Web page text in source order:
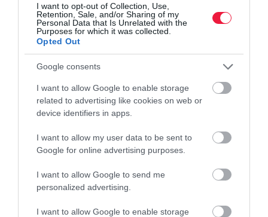
I want to opt-out of Collection, Use,
Retention, Sale, and/or Sharing of my
Personal Data that Is Unrelated with the
Purposes for which it was collected.
Opted Out
Google consents
I want to allow Google to enable storage
related to advertising like cookies on web or
device identifiers in apps.
I want to allow my user data to be sent to
Google for online advertising purposes.
I want to allow Google to send me
personalized advertising.
I want to allow Google to enable storage